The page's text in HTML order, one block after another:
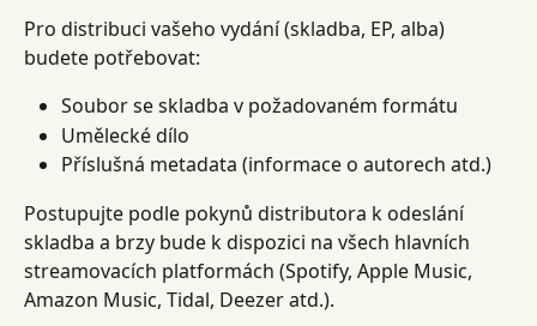
Pro distribuci vašeho vydání (skladba, EP, alba)
budete potřebovat:
Soubor se skladba v požadovaném formátu
Umělecké dílo
Příslušná metadata (informace o autorech atd.)
Postupujte podle pokynů distributora k odeslání
skladba a brzy bude k dispozici na všech hlavních
streamovacích platformách (Spotify, Apple Music,
Amazon Music, Tidal, Deezer atd.).